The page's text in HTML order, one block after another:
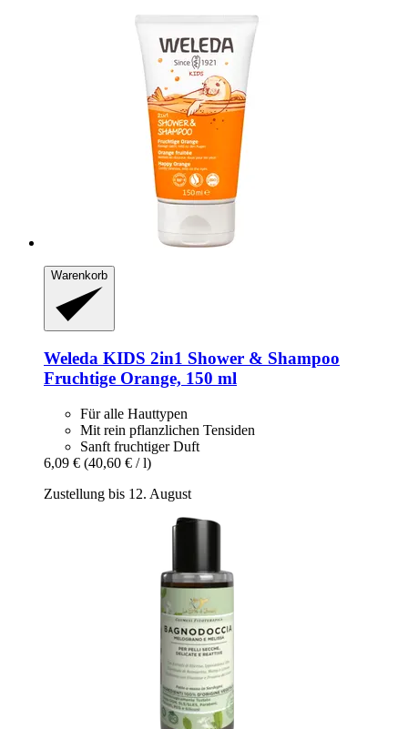
Warenkorb
Weleda KIDS 2in1 Shower & Shampoo
Fruchtige Orange, 150 ml
Für alle Hauttypen
Mit rein pflanzlichen Tensiden
Sanft fruchtiger Duft
6,09 € (40,60 € / l)
Zustellung bis 12. August